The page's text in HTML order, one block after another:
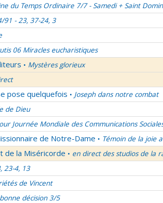
du Temps Ordinaire 7/7 - Samedi + Saint
91 - 23, 37-24, 3
06 Miracles eucharistiques
• Mystères glorieux
pose quelquefois • Joseph dans notre combat
de Dieu
Journée Mondiale des Communications
de Notre-Dame • Témoin de la joie
de la Miséricorde • en direct des studios de la
23-4, 13
de Vincent
décision 3/5